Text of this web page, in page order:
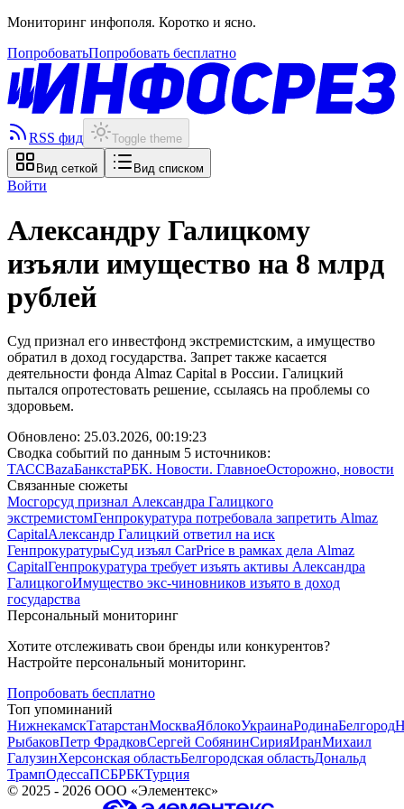
Мониторинг инфополя. Коротко и ясно.
ПопробоватьПопробовать бесплатно
RSS фид Toggle theme
Вид сеткой Вид списком
Войти
Александру Галицкому
изъяли имущество на 8 млрд
рублей
Суд признал его инвестфонд экстремистским, а имущество
обратил в доход государства. Запрет также касается
деятельности фонда Almaz Capital в России. Галицкий
пытался опротестовать решение, ссылаясь на проблемы со
здоровьем.
Обновлено: 25.03.2026, 00:19:23
Сводка событий по данным 5 источников:
ТАССBazaБанкстаРБК. Новости. ГлавноеОсторожно, новости
Связанные сюжеты
Мосгорсуд признал Александра Галицкого
экстремистомГенпрокуратура потребовала запретить Almaz
CapitalАлександр Галицкий ответил на иск
ГенпрокуратурыСуд изъял CarPrice в рамках дела Almaz
CapitalГенпрокуратура требует изъять активы Александра
ГалицкогоИмущество экс-чиновников изъято в доход
государства
Персональный мониторинг
Хотите отслеживать свои бренды или конкурентов?
Настройте персональный мониторинг.
Попробовать бесплатно
Топ упоминаний
НижнекамскТатарстанМоскваЯблокоУкраинаРодинаБелгород
РыбаковПетр ФрадковСергей СобянинСирияИранМихаил
ГалузинХерсонская областьБелгородская областьДональд
ТрампОдессаПСБРБКТурция
© 2025 - 2026 ООО «Элементекс»